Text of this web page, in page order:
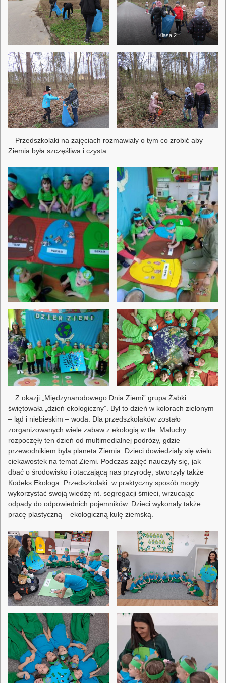
Klasa 2
Przedszkolaki na zajęciach rozmawiały o tym co zrobić aby
Ziemia była szczęśliwa i czysta.
Z okazji „Międzynarodowego Dnia Ziemi” grupa Żabki
świętowała „dzień ekologiczny”. Był to dzień w kolorach zielonym
– ląd i niebieskim – woda. Dla przedszkolaków zostało
zorganizowanych wiele zabaw z ekologią w tle. Maluchy
rozpoczęły ten dzień od multimedialnej podróży, gdzie
przewodnikiem była planeta Ziemia. Dzieci dowiedziały się wielu
ciekawostek na temat Ziemi. Podczas zajęć nauczyły się, jak
dbać o środowisko i otaczającą nas przyrodę, stworzyły także
Kodeks Ekologa. Przedszkolaki w praktyczny sposób mogły
wykorzystać swoją wiedzę nt. segregacji śmieci, wrzucając
odpady do odpowiednich pojemników. Dzieci wykonały także
pracę plastyczną – ekologiczną kulę ziemską.